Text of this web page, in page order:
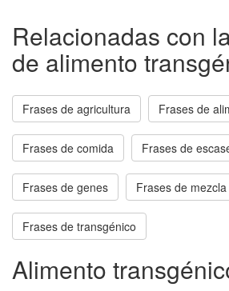
Relacionadas con
de alimento
Frases de agricultura Frases de
Frases de comida Frases de
Frases de genes Frases de mezcla
Frases de transgénico
Alimento